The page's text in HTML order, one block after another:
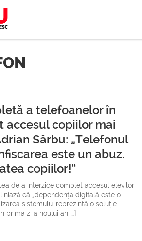
a telefoanelor în
accesul copiilor mai
Sârbu: „Telefonul
este un abuz.
copiilor!”
de a interzice complet accesul elevilor
că „dependența digitală este o
sistemului reprezintă o soluție
prima zi a noului an […]